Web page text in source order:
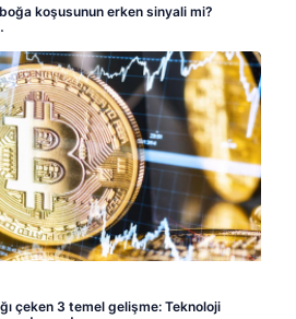
koşusunun erken sinyali mi?
çeken 3 temel gelişme: Teknoloji